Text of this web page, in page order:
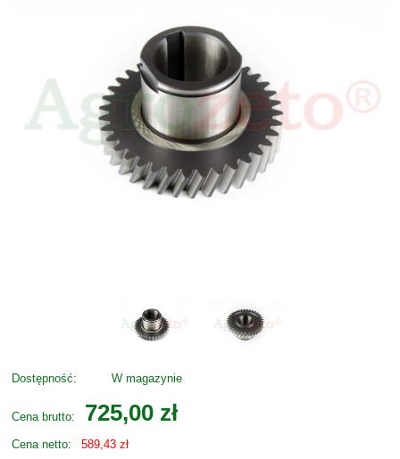
Dostępność: W magazynie
Cena brutto: 725,00 zł
Cena netto: 589,43 zł